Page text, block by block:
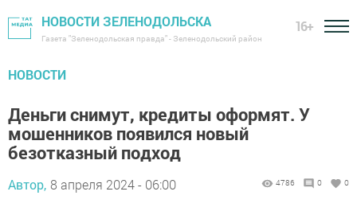
НОВОСТИ ЗЕЛЕНОДОЛЬСКА
Газета "Зеленодольская правда" - Зеленодольский район
16+
НОВОСТИ
Деньги снимут, кредиты оформят. У
мошенников появился новый
безотказный подход
Автор, 8 апреля 2024 - 06:00 4786 0 0